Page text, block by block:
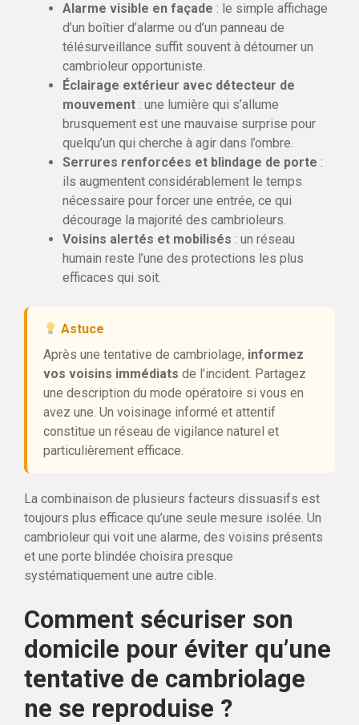
Alarme visible en façade : le simple affichage
d’un boîtier d’alarme ou d’un panneau de
télésurveillance suffit souvent à détourner un
cambrioleur opportuniste.
Éclairage extérieur avec détecteur de
mouvement : une lumière qui s’allume
brusquement est une mauvaise surprise pour
quelqu’un qui cherche à agir dans l’ombre.
Serrures renforcées et blindage de porte :
ils augmentent considérablement le temps
nécessaire pour forcer une entrée, ce qui
décourage la majorité des cambrioleurs.
Voisins alertés et mobilisés : un réseau
humain reste l’une des protections les plus
efficaces qui soit.
Astuce
Après une tentative de cambriolage, informez
vos voisins immédiats de l’incident. Partagez
une description du mode opératoire si vous en
avez une. Un voisinage informé et attentif
constitue un réseau de vigilance naturel et
particulièrement efficace.
La combinaison de plusieurs facteurs dissuasifs est
toujours plus efficace qu’une seule mesure isolée. Un
cambrioleur qui voit une alarme, des voisins présents
et une porte blindée choisira presque
systématiquement une autre cible.
Comment sécuriser son
domicile pour éviter qu’une
tentative de cambriolage
ne se reproduise ?